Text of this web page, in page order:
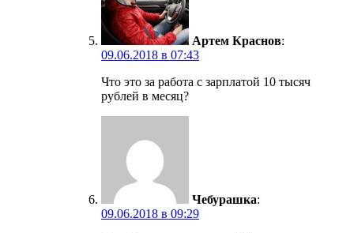
Артем Краснов:
09.06.2018 в 07:43
Что это за работа с зарплатой 10 тысяч
рублей в месяц?
Чебурашка:
09.06.2018 в 09:29